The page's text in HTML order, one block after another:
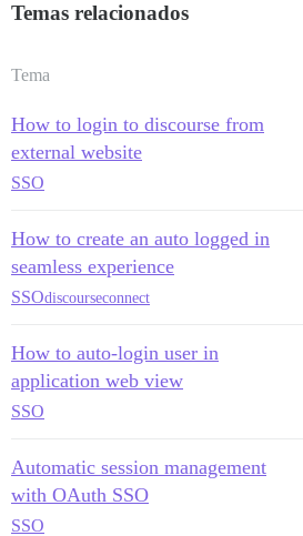
Temas relacionados
Tema
How to login to discourse from
external website
SSO
How to create an auto logged in
seamless experience
SSOdiscourseconnect
How to auto-login user in
application web view
SSO
Automatic session management
with OAuth SSO
SSO